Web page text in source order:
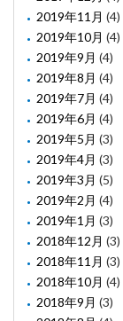
2019年11月 (4)
2019年10月 (4)
2019年9月 (4)
2019年8月 (4)
2019年7月 (4)
2019年6月 (4)
2019年5月 (3)
2019年4月 (3)
2019年3月 (5)
2019年2月 (4)
2019年1月 (3)
2018年12月 (3)
2018年11月 (3)
2018年10月 (4)
2018年9月 (3)